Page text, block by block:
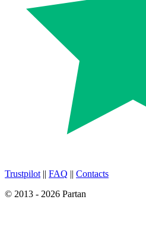
Trustpilot || FAQ || Contacts
© 2013 - 2026 Partan